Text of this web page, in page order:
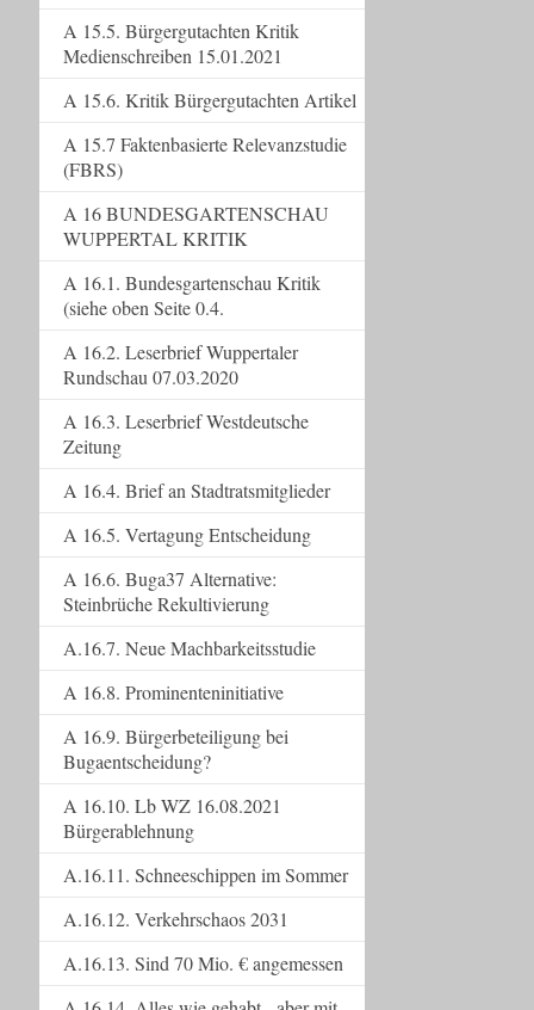
A 15.5. Bürgergutachten Kritik
Medienschreiben 15.01.2021
A 15.6. Kritik Bürgergutachten Artikel
A 15.7 Faktenbasierte Relevanzstudie
(FBRS)
A 16 BUNDESGARTENSCHAU
WUPPERTAL KRITIK
A 16.1. Bundesgartenschau Kritik
(siehe oben Seite 0.4.
A 16.2. Leserbrief Wuppertaler
Rundschau 07.03.2020
A 16.3. Leserbrief Westdeutsche
Zeitung
A 16.4. Brief an Stadtratsmitglieder
A 16.5. Vertagung Entscheidung
A 16.6. Buga37 Alternative:
Steinbrüche Rekultivierung
A.16.7. Neue Machbarkeitsstudie
A 16.8. Prominenteninitiative
A 16.9. Bürgerbeteiligung bei
Bugaentscheidung?
A 16.10. Lb WZ 16.08.2021
Bürgerablehnung
A.16.11. Schneeschippen im Sommer
A.16.12. Verkehrschaos 2031
A.16.13. Sind 70 Mio. € angemessen